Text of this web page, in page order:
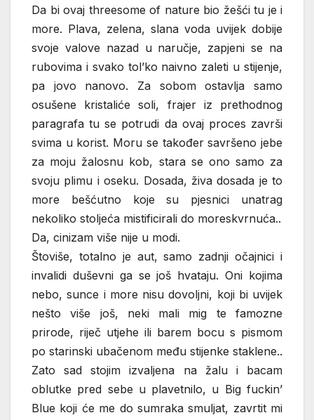
Da bi ovaj threesome of nature bio žešći tu je i
more. Plava, zelena, slana voda uvijek dobije
svoje valove nazad u naručje, zapjeni se na
rubovima i svako tol’ko naivno zaleti u stijenje,
pa jovo nanovo. Za sobom ostavlja samo
osušene kristaliće soli, frajer iz prethodnog
paragrafa tu se potrudi da ovaj proces završi
svima u korist. Moru se također savršeno jebe
za moju žalosnu kob, stara se ono samo za
svoju plimu i oseku. Dosada, živa dosada je to
more bešćutno koje su pjesnici unatrag
nekoliko stoljeća mistificirali do moreskvrnuća..
Da, cinizam više nije u modi.
Štoviše, totalno je aut, samo zadnji očajnici i
invalidi duševni ga se još hvataju. Oni kojima
nebo, sunce i more nisu dovoljni, koji bi uvijek
nešto više još, neki mali mig te famozne
prirode, riječ utjehe ili barem bocu s pismom
po starinski ubačenom među stijenke staklene..
Zato sad stojim izvaljena na žalu i bacam
oblutke pred sebe u plavetnilo, u Big fuckin’
Blue koji će me do sumraka smuljat, zavrtit mi